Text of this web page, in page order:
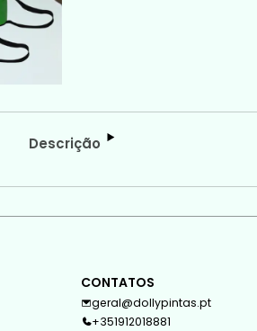
Descrição
CONTATOS
geral@dollypintas.pt
+351912018881